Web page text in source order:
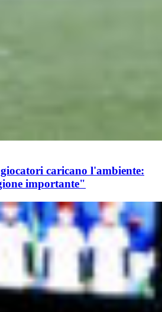
caricano l'ambiente:
importante"